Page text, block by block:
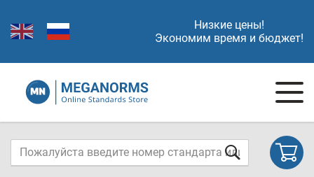
Низкие цены!
Экономим время и бюджет!